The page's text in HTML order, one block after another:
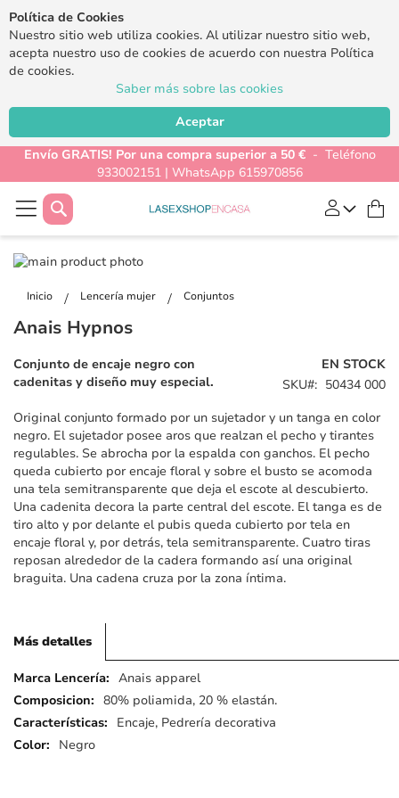
Política de Cookies
Nuestro sitio web utiliza cookies. Al utilizar nuestro sitio web,
acepta nuestro uso de cookies de acuerdo con nuestra Política
de cookies.
Saber más sobre las cookies
Aceptar
Envío GRATIS! Por una compra superior a 50 €- Teléfono
933002151 | WhatsApp 615970856
Buscar
Inicio Lencería mujer Conjuntos
Saltar
final
la
de
imágenes
de
galería
de
Anais Hypnos
EN STOCK
SKU
50434 000
Conjunto de encaje negro con
cadenitas y diseño muy especial.
Original conjunto formado por un sujetador y un tanga en color
negro. El sujetador posee aros que realzan el pecho y tirantes
regulables. Se abrocha por la espalda con ganchos. El pecho
queda cubierto por encaje floral y sobre el busto se acomoda
una tela semitransparente que deja el escote al descubierto.
Una cadenita decora la parte central del escote. El tanga es de
tiro alto y por delante el pubis queda cubierto por tela en
encaje floral y, por detrás, tela semitransparente. Cuatro tiras
reposan alrededor de la cadera formando así una original
braguita. Una cadena cruza por la zona íntima.
Más detalles
Más
detalles
Anais apparel
80% poliamida, 20 % elastán.
Encaje, Pedrería decorativa
Negro